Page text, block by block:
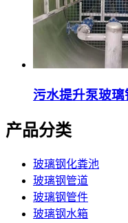
污水提升泵玻璃
产品分类
玻璃钢化粪池
玻璃钢管道
玻璃钢管件
玻璃钢水箱